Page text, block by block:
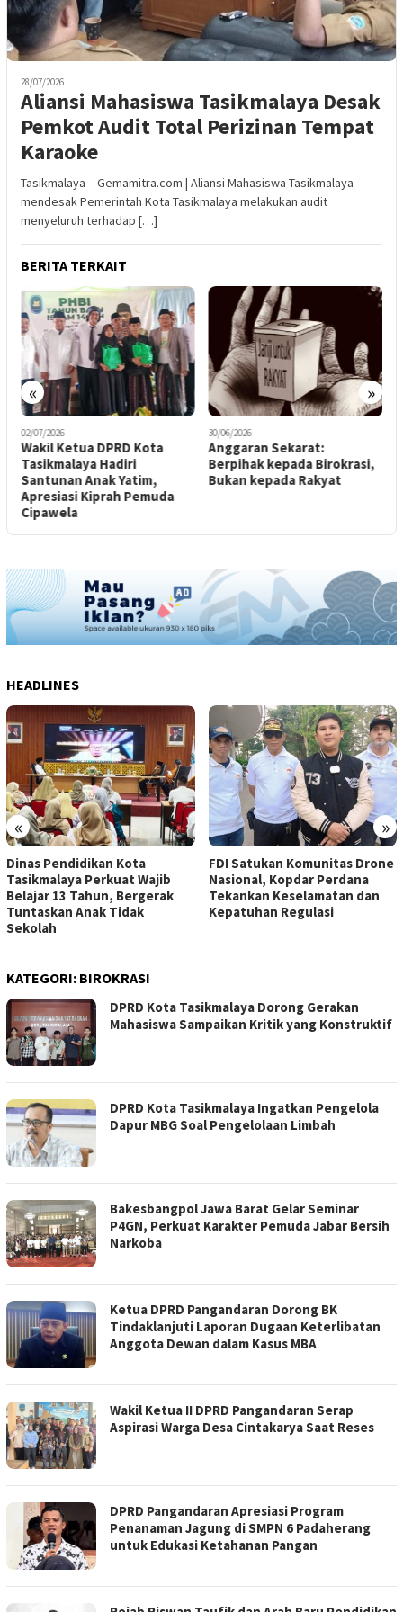
28/07/2026
Aliansi Mahasiswa Tasikmalaya Desak
Pemkot Audit Total Perizinan Tempat
Karaoke
Tasikmalaya – Gemamitra.com | Aliansi Mahasiswa Tasikmalaya
mendesak Pemerintah Kota Tasikmalaya melakukan audit
menyeluruh terhadap […]
BERITA TERKAIT
« »
02/07/2026
Wakil Ketua DPRD Kota
Tasikmalaya Hadiri
Santunan Anak Yatim,
Apresiasi Kiprah Pemuda
Cipawela
30/06/2026
Anggaran Sekarat:
Berpihak kepada Birokrasi,
Bukan kepada Rakyat
HEADLINES
« »
Dinas Pendidikan Kota
Tasikmalaya Perkuat Wajib
Belajar 13 Tahun, Bergerak
Tuntaskan Anak Tidak
Sekolah
FDI Satukan Komunitas Drone
Nasional, Kopdar Perdana
Tekankan Keselamatan dan
Kepatuhan Regulasi
KATEGORI: BIROKRASI
DPRD Kota Tasikmalaya Dorong Gerakan
Mahasiswa Sampaikan Kritik yang Konstruktif
DPRD Kota Tasikmalaya Ingatkan Pengelola
Dapur MBG Soal Pengelolaan Limbah
Bakesbangpol Jawa Barat Gelar Seminar
P4GN, Perkuat Karakter Pemuda Jabar Bersih
Narkoba
Ketua DPRD Pangandaran Dorong BK
Tindaklanjuti Laporan Dugaan Keterlibatan
Anggota Dewan dalam Kasus MBA
Wakil Ketua II DPRD Pangandaran Serap
Aspirasi Warga Desa Cintakarya Saat Reses
DPRD Pangandaran Apresiasi Program
Penanaman Jagung di SMPN 6 Padaherang
untuk Edukasi Ketahanan Pangan